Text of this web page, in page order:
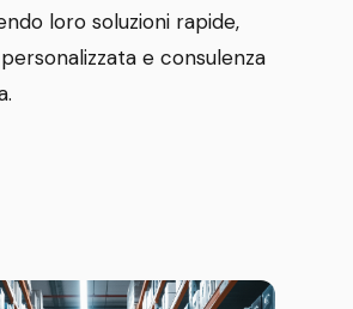
loro soluzioni rapide,
e consulenza